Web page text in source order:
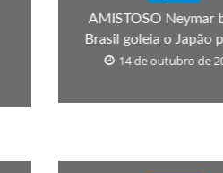
AMISTOSO Neymar
Brasil goleia o Japão
14 de outubro de